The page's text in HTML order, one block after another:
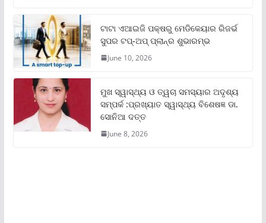
ଟାଟା ଏଆଇଜି ପକ୍ଷରୁ ମେଡିକେୟାର ରିଜର୍ଭ
ସୁପର ଟପ୍‌-ଅପ୍ ପ୍ଲାନ୍‌ର ଶୁଭାରମ୍ଭ
June 10, 2026
ମୁଖ ସ୍ୱାସ୍ଥ୍ୟ ଓ ତ୍ୱଚା ସମସ୍ୟାର ଅଦୃଶ୍ୟ
ସମ୍ପର୍କ :ପ୍ରଖ୍ୟାତ ସ୍ୱାସ୍ଥ୍ୟ ବିଶେଷଜ୍ଞ ଡା.
ସୋନିଆ ଦତ୍ତ
June 8, 2026